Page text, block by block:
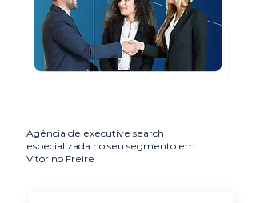
Agência de executive search
especializada no seu segmento em
Vitorino Freire